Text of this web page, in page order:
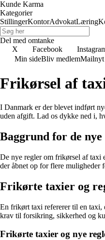
Kunde Karma
Kategorier
StillingerKontorAdvokatLæring
Del med omtanke
X
Facebook
Min sideBliv medlemMailnyt
Frikørsel af
I Danmark er der blevet indført
uden afgift. Lad os dykke ned i,
Baggrund for de
De nye regler om frikørsel af taxi
der åbnet op for flere muligheder
Frikørte taxier og
En frikørt taxi refererer til en taxi,
krav til forsikring, sikkerhed og
Frikørte taxier og nye